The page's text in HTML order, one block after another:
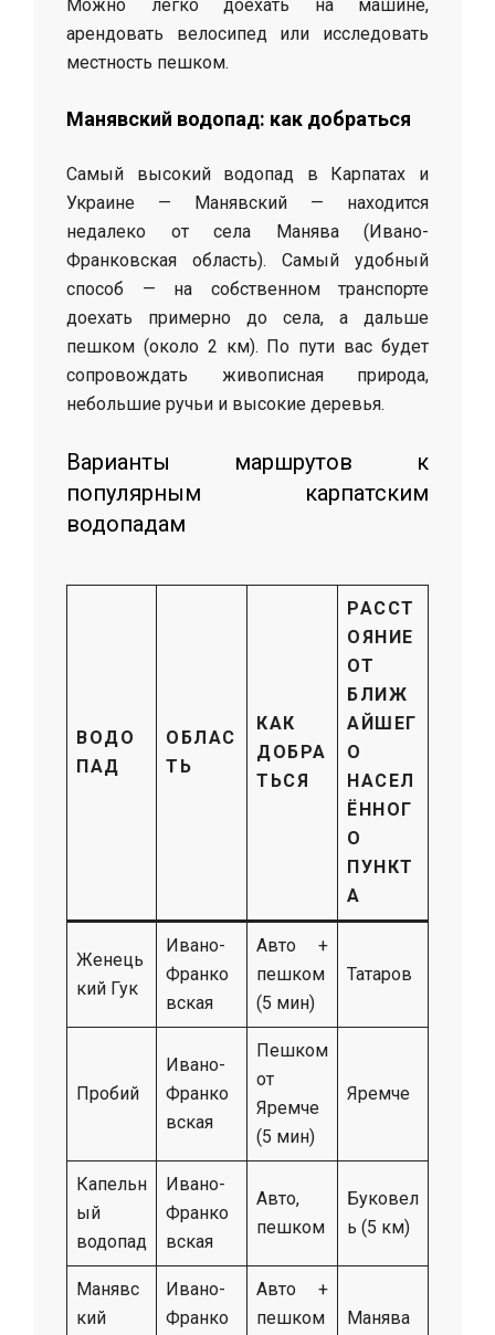
Можно легко доехать на машине,
арендовать велосипед или исследовать
местность пешком.
Манявский водопад: как добраться
Самый высокий водопад в Карпатах и
Украине — Манявский — находится
недалеко от села Манява (Ивано-
Франковская область). Самый удобный
способ — на собственном транспорте
доехать примерно до села, а дальше
пешком (около 2 км). По пути вас будет
сопровождать живописная природа,
небольшие ручьи и высокие деревья.
Варианты маршрутов к
популярным карпатским
водопадам
ВОДО
ПАД
ОБЛАС
ТЬ
КАК
ДОБРА
ТЬСЯ
РАССТ
ОЯНИЕ
ОТ
БЛИЖ
АЙШЕГ
О
НАСЕЛ
ЁННОГ
О
ПУНКТ
А
Женець
кий Гук
Ивано-
Франко
вская
Авто +
пешком
(5 мин)
Татаров
Пробий
Ивано-
Франко
вская
Пешком
от
Яремче
(5 мин)
Яремче
Капельн
ый
водопад
Ивано-
Франко
вская
Авто,
пешком
Буковел
ь (5 км)
Манявс
кий
Ивано-
Франко
Авто +
пешком
Манява